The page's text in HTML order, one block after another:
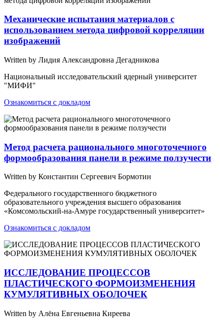
Механические испытания материалов с
использованием метода цифровой корреляции
изображений
Written by Лидия Александровна Дегадникова
Национальный исследовательский ядерный университет
"МИФИ"
Ознакомиться с докладом
Метод расчета рационального многоточечного
формообразования панели в режиме ползучести
Written by Константин Сергеевич Бормотин
Федерального государственного бюджетного
образовательного учреждения высшего образования
«Комсомольский-на-Амуре государственный университет»
Ознакомиться с докладом
ИССЛЕДОВАНИЕ ПРОЦЕССОВ
ПЛАСТИЧЕСКОГО ФОРМОИЗМЕНЕНИЯ
КУМУЛЯТИВНЫХ ОБОЛОЧЕК
Written by Алёна Евгеньевна Киреева